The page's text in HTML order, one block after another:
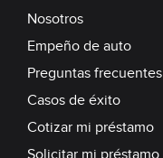
Nosotros
Empeño de auto
Preguntas frecuentes
Casos de éxito
Cotizar mi préstamo